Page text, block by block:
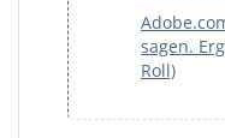
sagen.
Roll)